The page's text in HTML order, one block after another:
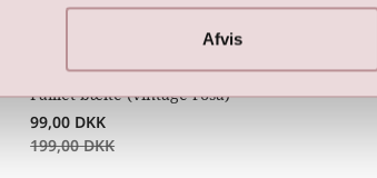
Afvis
Paillet bælte (vintage rosa)
99,00 DKK
199,00 DKK